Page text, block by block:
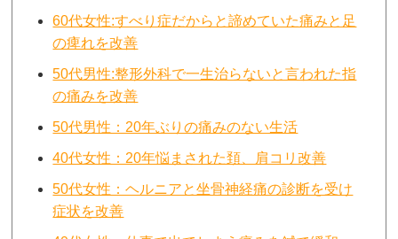
60代女性:すべり症だからと諦めていた痛みと足
の痺れを改善
50代男性:整形外科で一生治らないと言われた指
の痛みを改善
50代男性：20年ぶりの痛みのない生活
40代女性：20年悩まされた頚、肩コリ改善
50代女性：ヘルニアと坐骨神経痛の診断を受け
症状を改善